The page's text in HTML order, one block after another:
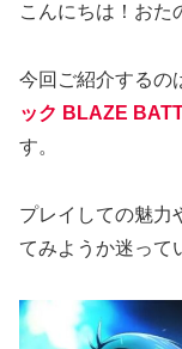
こんにちは！おた
今回ご紹介するの
ック BLAZE
す。
プレイしての魅力
てみようか迷って